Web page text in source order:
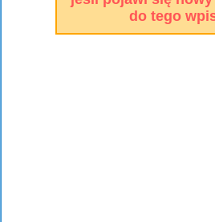
do tego